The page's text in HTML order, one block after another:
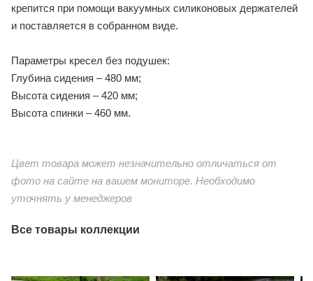
крепится при помощи вакуумных силиконовых держателей
и поставляется в собранном виде.
Параметры кресел без подушек:
Глубина сидения – 480 мм;
Высота сидения – 420 мм;
Высота спинки – 460 мм.
Цвет товара может незначительно отличаться от
фото на сайте на вашем мониторе. Необходимо
уточнять у менеджеров
Все товары коллекции